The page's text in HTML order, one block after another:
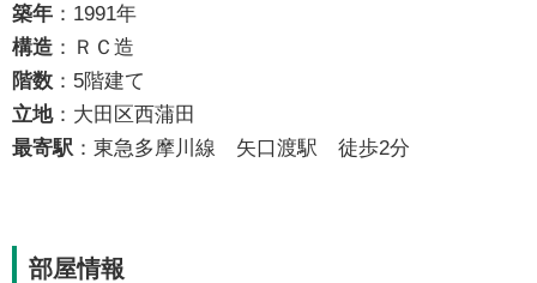
築年 ：1991年
構造 ：ＲＣ造
階数 ：5階建て
立地：大田区西蒲田
最寄駅 ：東急多摩川線 矢口渡駅 徒歩2分
部屋情報